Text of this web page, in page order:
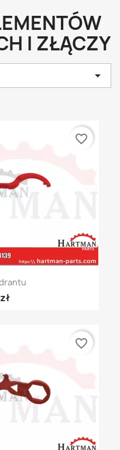
I ZŁĄCZY

favorite_border
favorite_border